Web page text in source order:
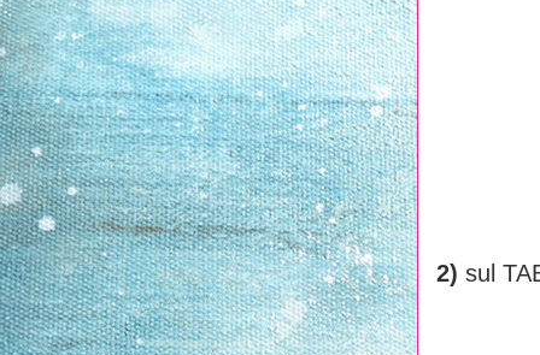
2) sul